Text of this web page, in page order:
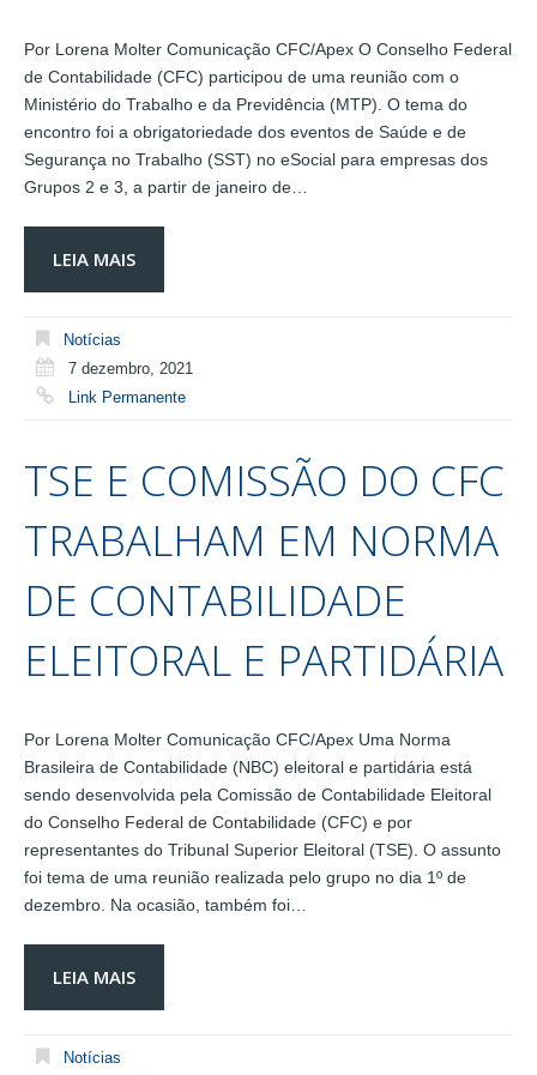
Por Lorena Molter Comunicação CFC/Apex O Conselho Federal
de Contabilidade (CFC) participou de uma reunião com o
Ministério do Trabalho e da Previdência (MTP). O tema do
encontro foi a obrigatoriedade dos eventos de Saúde e de
Segurança no Trabalho (SST) no eSocial para empresas dos
Grupos 2 e 3, a partir de janeiro de…
LEIA MAIS
Notícias
7 dezembro, 2021
Link Permanente
TSE E COMISSÃO DO CFC
TRABALHAM EM NORMA
DE CONTABILIDADE
ELEITORAL E PARTIDÁRIA
Por Lorena Molter Comunicação CFC/Apex Uma Norma
Brasileira de Contabilidade (NBC) eleitoral e partidária está
sendo desenvolvida pela Comissão de Contabilidade Eleitoral
do Conselho Federal de Contabilidade (CFC) e por
representantes do Tribunal Superior Eleitoral (TSE). O assunto
foi tema de uma reunião realizada pelo grupo no dia 1º de
dezembro. Na ocasião, também foi…
LEIA MAIS
Notícias